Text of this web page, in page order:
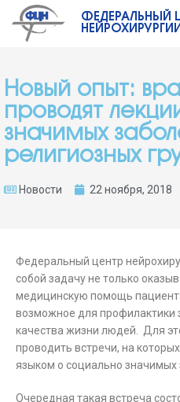
ФЕДЕРАЛЬНЫЙ
НЕЙРОХИРУРГИИ
Новый опыт:
проводят
значимых
религиозных
Новости 22 ноября, 2018
Федеральный центр
собой задачу не только
медицинскую помощь
возможное для профилактики
качества жизни людей. Для
проводить встречи, на
языком о социально значимых
Очередная такая встреча